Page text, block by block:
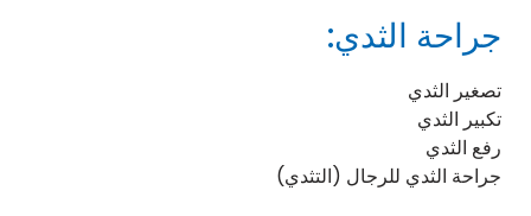
جراحة الثدي:
تصغير الثدي
تكبير الثدي
رفع الثدي
جراحة الثدي للرجال (التثدي)